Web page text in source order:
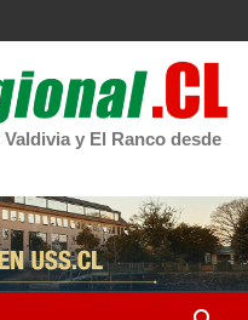
y El Ranco desde